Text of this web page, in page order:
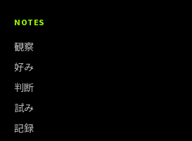
NOTES
観察
好み
判断
試み
記録